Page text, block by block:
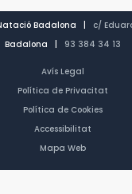
Badalona | c/
Badalona | 93 384 34 13
Avís Legal
Política de Privacitat
Política de Cookies
Accessibilitat
Mapa Web